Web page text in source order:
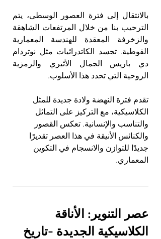
الروحية التي تحدد هذا الأسلوب.
تقدم فترة النهضة ولادة جديدة للمثل
الكلاسيكية، مع التركيز على التماثل
والتناسب والإنسانية. تعكس القصور
والكنائس الأنيقة في هذا العصر تقديرًا
جديدًا للتوازن والانسجام في التكوين
المعماري.
عصر التنوير: الأناقة
الكلاسيكية الجديدة -تاريخ